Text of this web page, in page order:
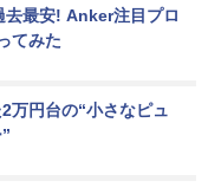
最安! Anker注目プロ
てみた
万円台の“小さなピュ